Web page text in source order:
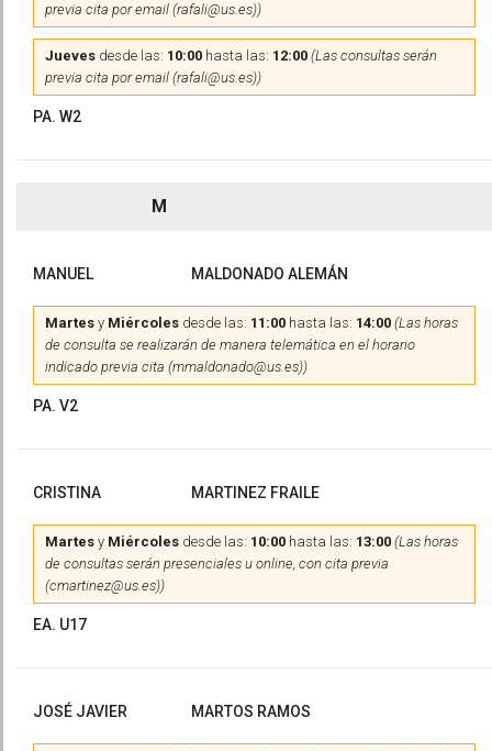
previa cita por email (rafali@us.es))
Jueves desde las: 10:00 hasta las: 12:00 (Las consultas serán
previa cita por email (rafali@us.es))
PA. W2
M
MANUEL MALDONADO ALEMÁN
Martes y Miércoles desde las: 11:00 hasta las: 14:00 (Las horas
de consulta se realizarán de manera telemática en el horario
indicado previa cita (mmaldonado@us.es))
PA. V2
CRISTINA MARTINEZ FRAILE
Martes y Miércoles desde las: 10:00 hasta las: 13:00 (Las horas
de consultas serán presenciales u online, con cita previa
(cmartinez@us.es))
EA. U17
JOSÉ JAVIER MARTOS RAMOS